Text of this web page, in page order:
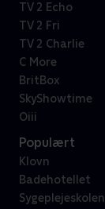
TV 2 Echo
TV 2 Fri
TV 2 Charlie
C More
BritBox
SkyShowtime
Oiii
Populært
Klovn
Badehotellet
Sygeplejeskolen